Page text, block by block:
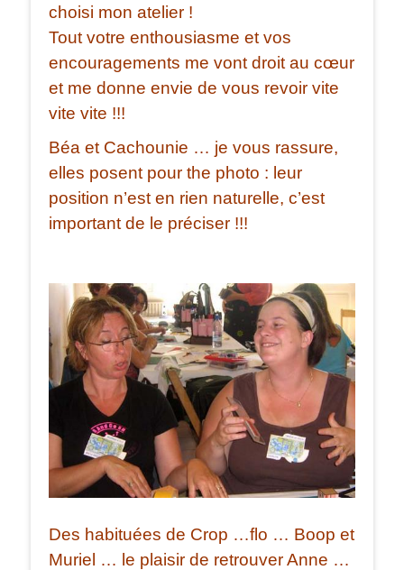
choisi mon atelier !
Tout votre enthousiasme et vos
encouragements me vont droit au cœur
et me donne envie de vous revoir vite
vite vite !!!
Béa et Cachounie … je vous rassure,
elles posent pour the photo : leur
position n’est en rien naturelle, c’est
important de le préciser !!!
Des habituées de Crop …flo … Boop et
Muriel … le plaisir de retrouver Anne …